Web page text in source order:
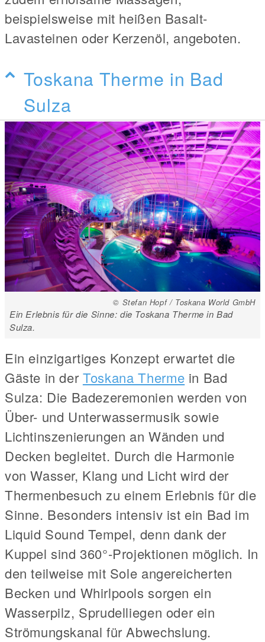
beispielsweise mit heißen Basalt-
Lavasteinen oder Kerzenöl, angeboten.
Toskana Therme in Bad
Sulza
© Stefan Hopf / Toskana World GmbH
Ein Erlebnis für die Sinne: die Toskana Therme in Bad
Sulza.
Ein einzigartiges Konzept erwartet die
Gäste in der Toskana Therme in Bad
Sulza: Die Badezeremonien werden von
Über- und Unterwassermusik sowie
Lichtinszenierungen an Wänden und
Decken begleitet. Durch die Harmonie
von Wasser, Klang und Licht wird der
Thermenbesuch zu einem Erlebnis für die
Sinne. Besonders intensiv ist ein Bad im
Liquid Sound Tempel, denn dank der
Kuppel sind 360°-Projektionen möglich. In
den teilweise mit Sole angereicherten
Becken und Whirlpools sorgen ein
Wasserpilz, Sprudelliegen oder ein
Strömungskanal für Abwechslung.